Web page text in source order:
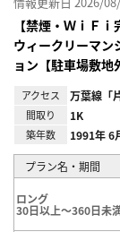
【禁煙・ＷｉＦ
ウィークリーマン
ョン【駐車場敷地
アクセス 万葉線「
間取り 1K
築年数 1991年 6
プラン名・期間
ロング
30日以上～360日未